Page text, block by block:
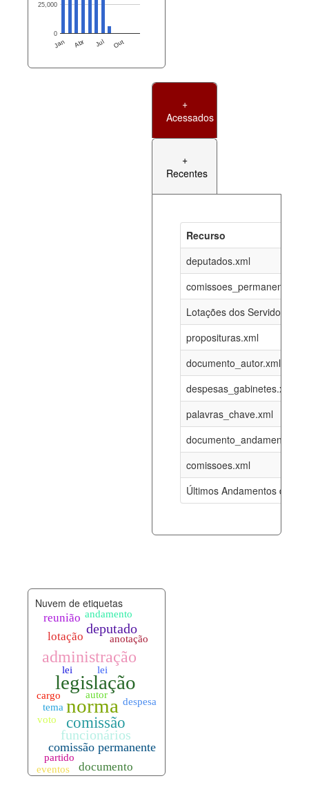
Jan Abr Jul Out
0
25,000
+
Acessados
+
Recentes
Recurso
deputados.xml
Lotações dos Servidores
proposituras.xml
documento_autor.xml
despesas_gabinetes.xml
palavras_chave.xml
documento_andamento.xml
comissoes.xml
Últimos Andamentos de
documento_andamento_atual.xml
08-08-
funcionarios_lotacoes.xml
funcionarios_cargos.xml 12-05-
08-08-
documento_andamento.xml 08-08-
palavras_chave.xml 08-08-
legislacao_norma_anotacoes.xml
Nuvem de etiquetas